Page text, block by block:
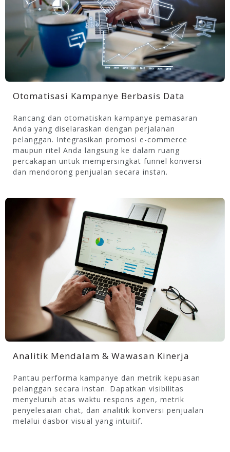
Otomatisasi Kampanye Berbasis Data
Rancang dan otomatiskan kampanye pemasaran
Anda yang diselaraskan dengan perjalanan
pelanggan. Integrasikan promosi e-commerce
maupun ritel Anda langsung ke dalam ruang
percakapan untuk mempersingkat funnel konversi
dan mendorong penjualan secara instan.
Analitik Mendalam & Wawasan Kinerja
Pantau performa kampanye dan metrik kepuasan
pelanggan secara instan. Dapatkan visibilitas
menyeluruh atas waktu respons agen, metrik
penyelesaian chat, dan analitik konversi penjualan
melalui dasbor visual yang intuitif.